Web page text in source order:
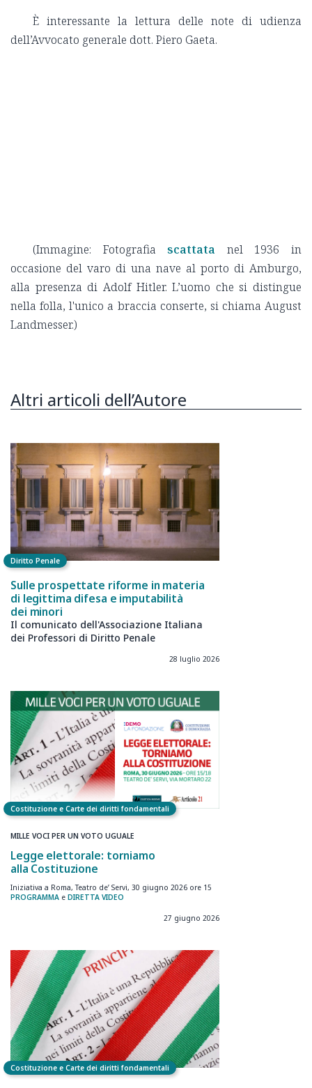
È interessante la lettura delle note di udienza
dell’Avvocato generale dott. Piero Gaeta.
(Immagine: Fotografiascattata nel 1936 in
occasione del varo di una nave al porto di Amburgo,
alla presenza di Adolf Hitler. L’uomo che si distingue
nella folla, l'unico a braccia conserte, si chiama August
Landmesser.)
Altri articoli dell’Autore
Diritto Penale
Sulle prospettate riforme in materia
di legittima difesa e imputabilità
dei minori
Il comunicato dell'Associazione Italiana
dei Professori di Diritto Penale
28 luglio 2026
Costituzione e Carte dei diritti fondamentali
MILLE VOCI PER UN VOTO UGUALE
Legge elettorale: torniamo
alla Costituzione
Iniziativa a Roma, Teatro de’ Servi, 30 giugno 2026 ore 15
PROGRAMMA e DIRETTA VIDEO
27 giugno 2026
Costituzione e Carte dei diritti fondamentali